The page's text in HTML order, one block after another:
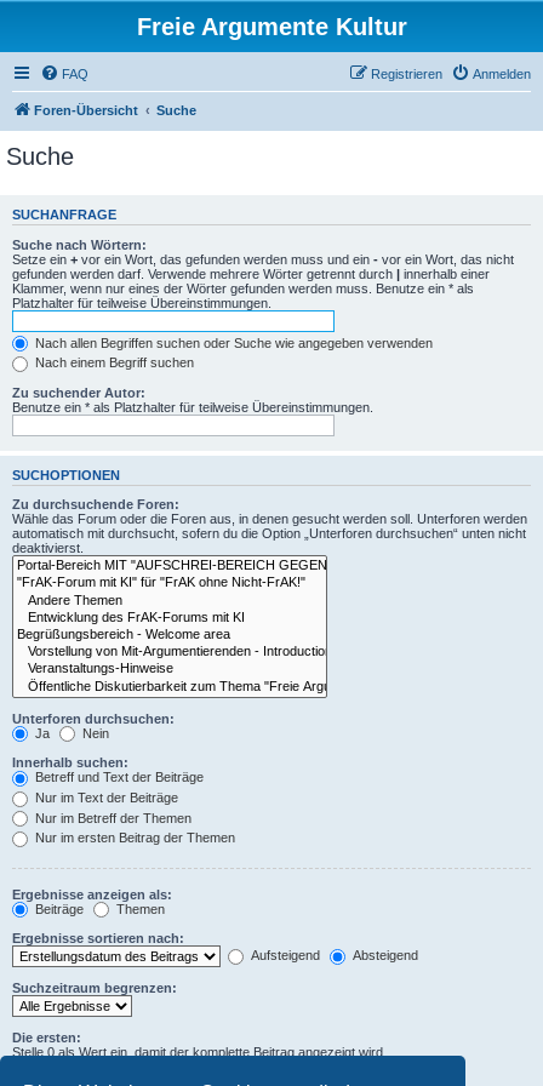
Freie Argumente Kultur
FAQ Anmelden
Registrieren
Foren-Übersicht Suche
Suche
SUCHANFRAGE
Suche nach Wörtern:
Setze ein + vor ein Wort, das gefunden werden muss und ein - vor ein Wort, das nicht
gefunden werden darf. Verwende mehrere Wörter getrennt durch | innerhalb einer
Klammer, wenn nur eines der Wörter gefunden werden muss. Benutze ein * als
Platzhalter für teilweise Übereinstimmungen.
Nach allen Begriffen suchen oder Suche wie angegeben verwenden
Nach einem Begriff suchen
Zu suchender Autor:
Benutze ein * als Platzhalter für teilweise Übereinstimmungen.
SUCHOPTIONEN
Zu durchsuchende Foren:
Wähle das Forum oder die Foren aus, in denen gesucht werden soll. Unterforen werden
automatisch mit durchsucht, sofern du die Option „Unterforen durchsuchen“ unten nicht
deaktivierst.
Unterforen durchsuchen:
Ja
Nein
Innerhalb suchen:
Betreff und Text der Beiträge
Nur im Text der Beiträge
Nur im Betreff der Themen
Nur im ersten Beitrag der Themen
Ergebnisse anzeigen als:
Beiträge
Themen
Ergebnisse sortieren nach:
Aufsteigend
Absteigend
Suchzeitraum begrenzen:
Die ersten:
Stelle 0 als Wert ein, damit der komplette Beitrag angezeigt wird.